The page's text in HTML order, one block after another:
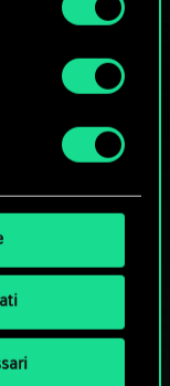
qui sotto.